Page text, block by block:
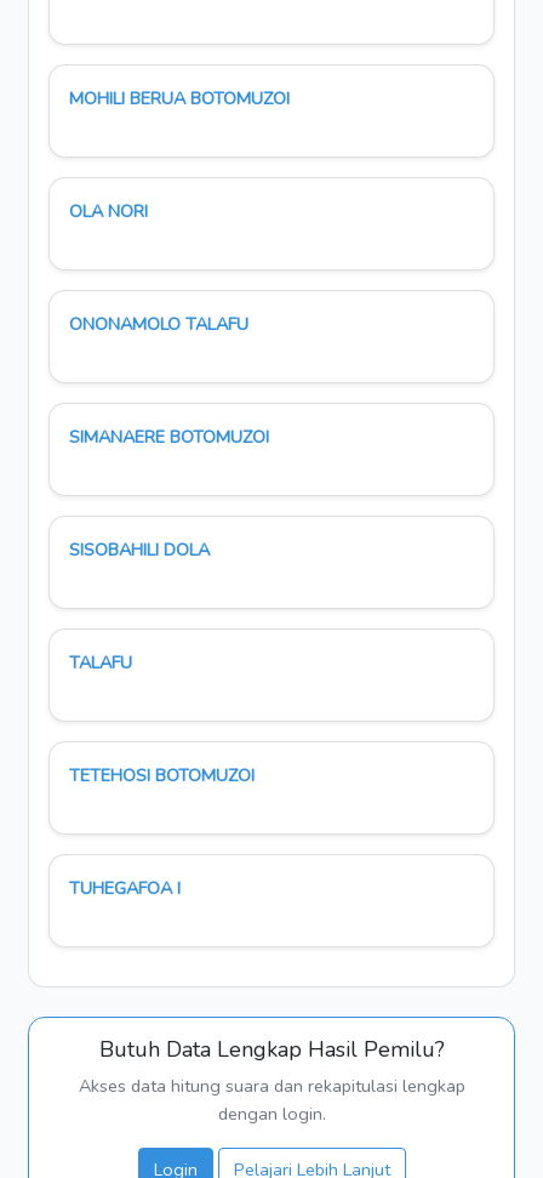
MOHILI BERUA BOTOMUZOI
OLA NORI
ONONAMOLO TALAFU
SIMANAERE BOTOMUZOI
SISOBAHILI DOLA
TALAFU
TETEHOSI BOTOMUZOI
TUHEGAFOA I
Butuh Data Lengkap Hasil Pemilu?
Akses data hitung suara dan rekapitulasi lengkap
dengan login.
Login Pelajari Lebih Lanjut